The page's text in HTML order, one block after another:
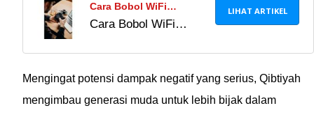
Cara Bobol WiFi
Voucher: Mengakses
Cara Bobol WiFi
Mudah!
LIHAT ARTIKEL
Mengingat potensi dampak negatif yang serius, Qibtiyah
mengimbau generasi muda untuk lebih bijak dalam